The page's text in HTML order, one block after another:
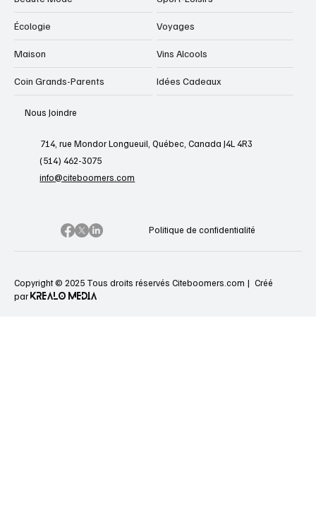
Écologie
Maison
Coin Grands-Parents
Voyages
Vins Alcools
Idées Cadeaux
Nous Joindre
714, rue Mondor Longueuil, Québec, Canada J4L 4R3
(514) 462-3075
info@citeboomers.com
Politique de confidentialité
Copyright © 2025 Tous droits réservés Citeboomers.com | Créé
par KREALO MEDIA